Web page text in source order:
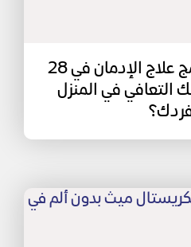
ماذا تعرف عن برنامج علاج الإدمان في 28
التعافي في المنزل